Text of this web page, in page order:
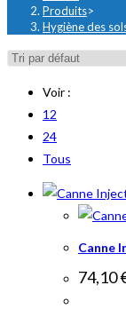
Produits>
Hygiène des
Voir :
12
24
Tous
Canne
74,10